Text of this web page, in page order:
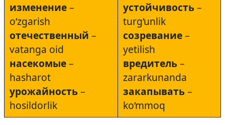
изменение–
o‘zgarish
отечественный –
vatanga oid
насекомые–
hasharot
урожайность –
hosildorlik
устойчивость –
turg‘unlik
созревание–
yetilish
вредитель –
zararkunanda
закапывать –
ko‘mmoq